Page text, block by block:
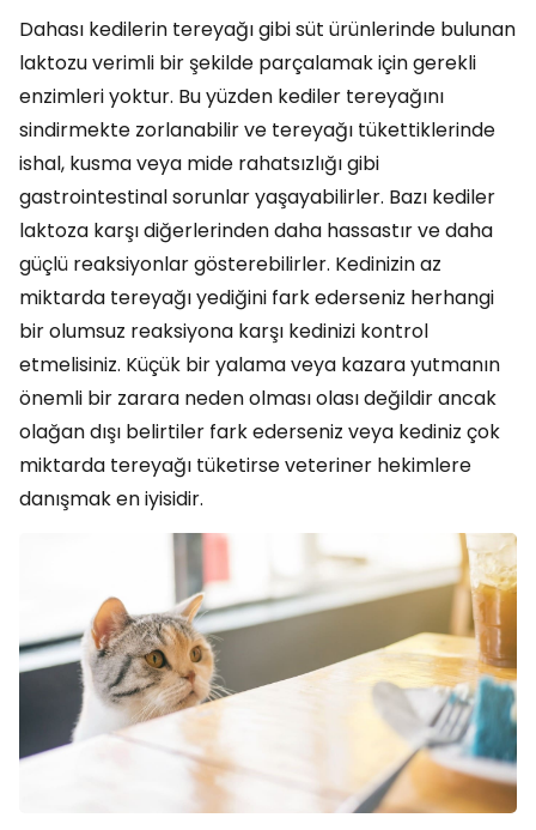
Dahası kedilerin tereyağı gibi süt ürünlerinde bulunan
laktozu verimli bir şekilde parçalamak için gerekli
enzimleri yoktur. Bu yüzden kediler tereyağını
sindirmekte zorlanabilir ve tereyağı tükettiklerinde
ishal, kusma veya mide rahatsızlığı gibi
gastrointestinal sorunlar yaşayabilirler. Bazı kediler
laktoza karşı diğerlerinden daha hassastır ve daha
güçlü reaksiyonlar gösterebilirler. Kedinizin az
miktarda tereyağı yediğini fark ederseniz herhangi
bir olumsuz reaksiyona karşı kedinizi kontrol
etmelisiniz. Küçük bir yalama veya kazara yutmanın
önemli bir zarara neden olması olası değildir ancak
olağan dışı belirtiler fark ederseniz veya kediniz çok
miktarda tereyağı tüketirse veteriner hekimlere
danışmak en iyisidir.